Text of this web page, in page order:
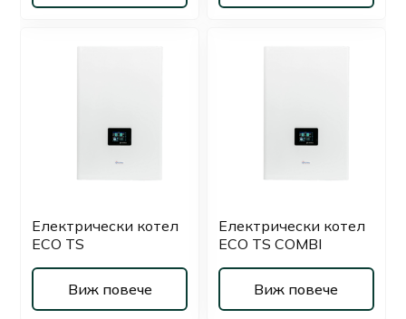
Електрически котел
ECO TS
Виж повече
Електрически котел
ECO TS COMBI
Виж повече